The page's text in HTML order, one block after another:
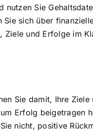
nutzen Sie
sich über
Ziele und Erfolge im
Sie damit, Ihre
Erfolg beigetragen
nicht, positive